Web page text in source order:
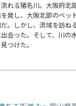
れる猪名川。大阪府北
発し、大阪北部のベッ
。しかし、流域を訪ね
会った。そして、川の
つけた。